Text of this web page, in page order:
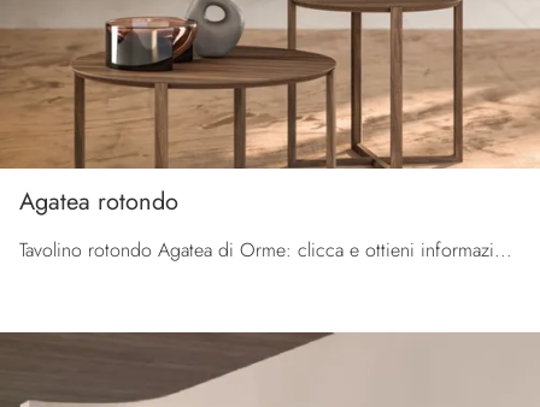
Agatea rotondo
Tavolino rotondo Agatea di Orme: clicca e ottieni informazioni sui Complementi e tavolini moderni in legno del noto e conosciuto marchio!